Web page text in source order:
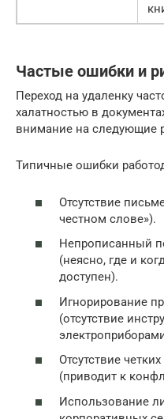
Частые ошибки и
Переход на удаленку
халатностью в
внимание на следующие
Типичные ошибки
Отсутствие
честном слове»).
Непрописанный
(неясно, где и
доступен).
Игнорирование
(отсутствие
Отсутствие
(приводит к
Использование